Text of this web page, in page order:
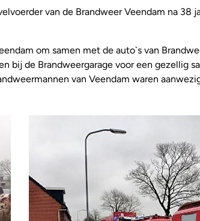
van de Brandweer Veendam na 38
om samen met de auto`s van
bij de Brandweergarage voor een gezellig
van Veendam waren